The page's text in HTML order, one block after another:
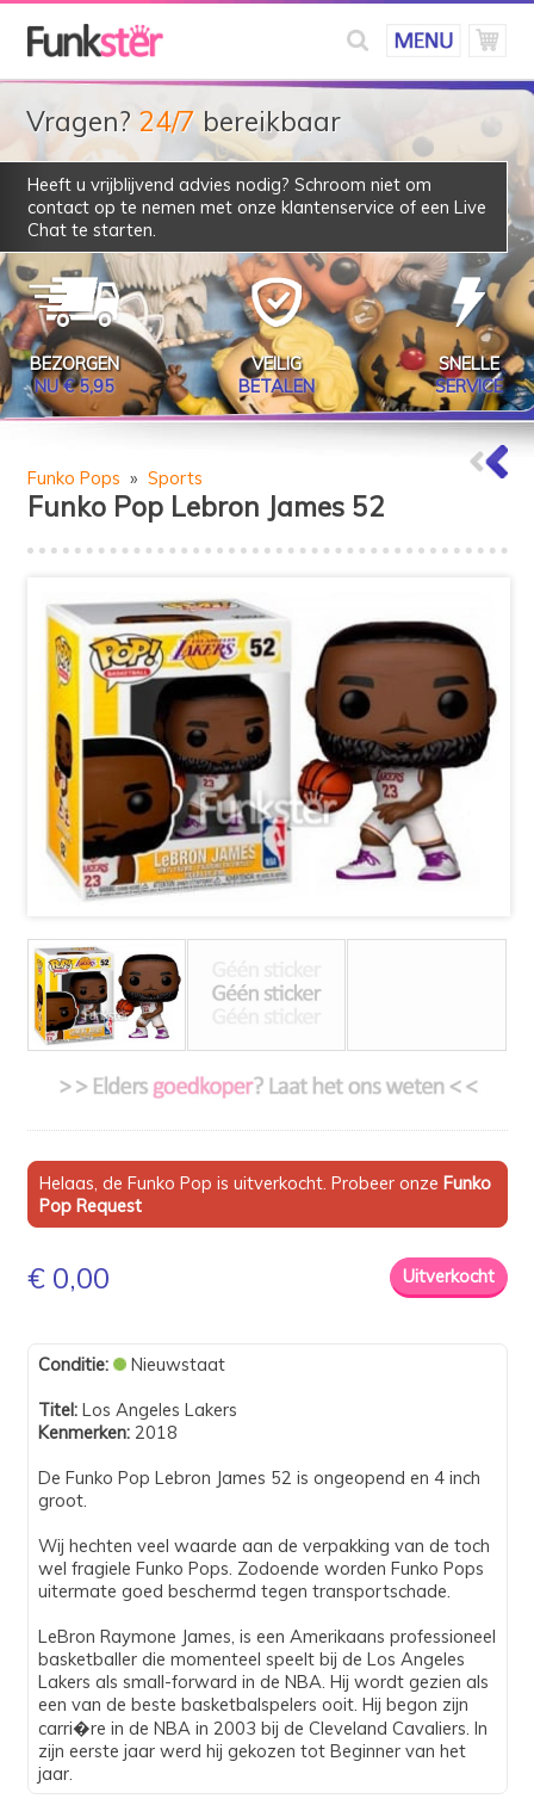
Vragen? 24/7 bereikbaar
Heeft u vrijblijvend advies nodig? Schroom niet om
contact op te nemen met onze klantenservice of een Live
Chat te starten.
BEZORGEN
NU € 5,95
VEILIG
BETALEN
SNELLE
SERVICE
Funko Pops » Sports
Funko Pop Lebron James 52
Helaas, de Funko Pop is uitverkocht. Probeer onze Funko
Pop Request
€ 0,00
Conditie:
Nieuwstaat
Titel:Los Angeles Lakers
Kenmerken:2018
De Funko Pop Lebron James 52 is ongeopend en 4 inch
groot.
Wij hechten veel waarde aan de verpakking van de toch
wel fragiele Funko Pops. Zodoende worden Funko Pops
uitermate goed beschermd tegen transportschade.
LeBron Raymone James, is een Amerikaans professioneel
basketballer die momenteel speelt bij de Los Angeles
Lakers als small-forward in de NBA. Hij wordt gezien als
een van de beste basketbalspelers ooit. Hij begon zijn
carri�re in de NBA in 2003 bij de Cleveland Cavaliers. In
zijn eerste jaar werd hij gekozen tot Beginner van het
jaar.